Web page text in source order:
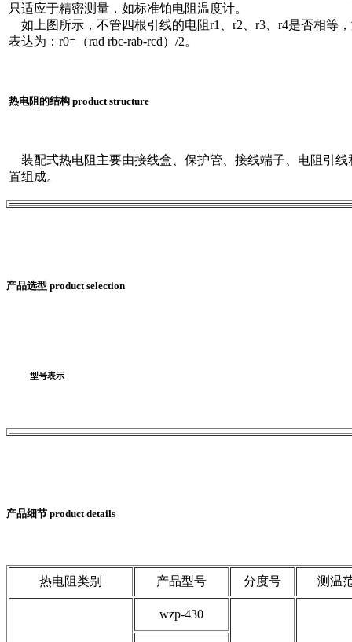
只适应于精密测量，如标准铂电阻温度计。
如上图所示，不管四根引线的电阻r1、r2、r3、r4是否相等
表达为：r0=（rad rbc-rab-rcd）/2。
热电阻的结构 product structure
装配式热电阻主要由接线盒、保护管、接线端子、电阻引
置组成。
产品选型 product selection
型号表示
产品细节 product details
热电阻类别 产品型号 分度号 测温
wzp-430